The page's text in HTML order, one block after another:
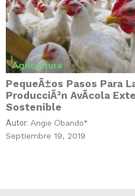
Agricultura
PequeÃ±os Pasos Para
ProducciÃ³n AvÃ­cola
Sostenible
Autor: Angie Obando*
Septiembre 19, 2019